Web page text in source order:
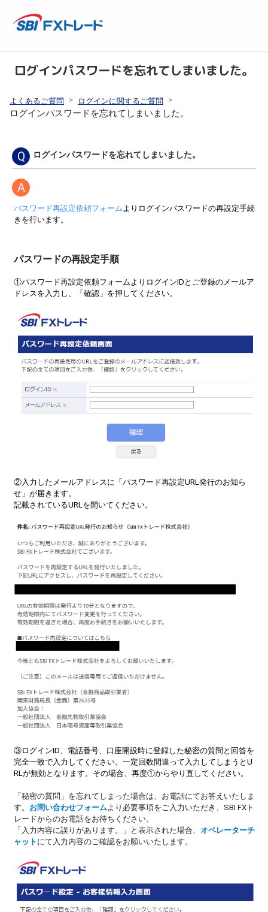
ログインパスワードを忘れてしまいました。
よくあるご質問 > ログインに関するご質問 >
ログインパスワードを忘れてしまいました。
Q ログインパスワードを忘れてしまいました。
A
パスワード再設定依頼フォーム よりログインパスワードの再設定手続
きを行います。
パスワードの再設定手順
①パスワード再設定依頼フォームよりログインIDとご登録のメールア
ドレスを入力し、「確認」を押してください。
②入力したメールアドレスに「パスワード再設定URL発行のお知ら
せ」が届きます。
記載されているURLを開いてください。
③ログインID、電話番号、口座開設時に登録した秘密の質問と回答を
完全一致で入力してください。一定回数間違って入力してしまうとU
RLが無効となります。その場合、再度①からやり直してください。
「秘密の質問」を忘れてしまった場合は、お電話にてお答えいたしま
す。 お問い合わせフォーム より必要事項をご入力いただき、SBI FXト
レードからのお電話をお待ちください。
「入力内容に誤りがあります。」と表示された場合、 オペレーターチ
ャット にて入力内容のご確認をお願いいたします。